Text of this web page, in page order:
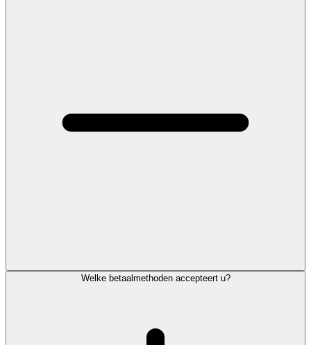
Welke betaalmethoden accepteert u?